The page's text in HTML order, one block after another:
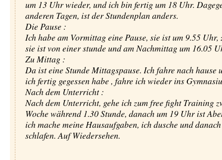
um 13 Uhr wieder, und ich bin fertig um 18 Uhr.
anderen Tagen, ist der Stundenplan anders.
Die Pause :
Ich habe am Vormittag eine Pause, sie ist um 9.55
sie ist von einer stunde und am Nachmittag um 16.05
Zu Mittag :
Da ist eine Stunde Mittagspause. Ich fahre nach hause
ich fertig gegessen habe , fahre ich wieder ins
Nach dem Unterricht :
Nach dem Unterricht, gehe ich zum free fight Training
Woche während 1.30 Stunde, danach um 19 Uhr ist
ich mache meine Hausaufgaben, ich dusche und
schlafen. Auf Wiedersehen.